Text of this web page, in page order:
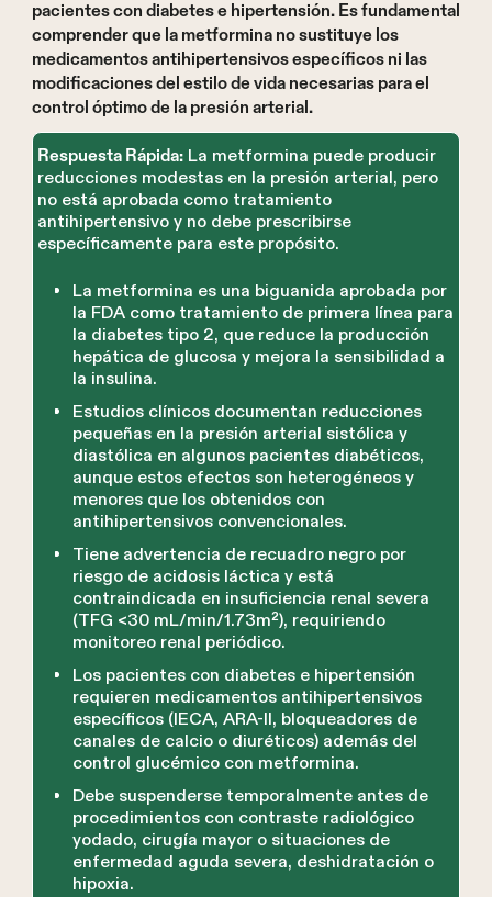
pacientes con diabetes e hipertensión. Es fundamental
comprender que la metformina no sustituye los
medicamentos antihipertensivos específicos ni las
modificaciones del estilo de vida necesarias para el
control óptimo de la presión arterial.
Respuesta Rápida: La metformina puede producir
reducciones modestas en la presión arterial, pero
no está aprobada como tratamiento
antihipertensivo y no debe prescribirse
específicamente para este propósito.
La metformina es una biguanida aprobada por
la FDA como tratamiento de primera línea para
la diabetes tipo 2, que reduce la producción
hepática de glucosa y mejora la sensibilidad a
la insulina.
Estudios clínicos documentan reducciones
pequeñas en la presión arterial sistólica y
diastólica en algunos pacientes diabéticos,
aunque estos efectos son heterogéneos y
menores que los obtenidos con
antihipertensivos convencionales.
Tiene advertencia de recuadro negro por
riesgo de acidosis láctica y está
contraindicada en insuficiencia renal severa
(TFG <30 mL/min/1.73m²), requiriendo
monitoreo renal periódico.
Los pacientes con diabetes e hipertensión
requieren medicamentos antihipertensivos
específicos (IECA, ARA-II, bloqueadores de
canales de calcio o diuréticos) además del
control glucémico con metformina.
Debe suspenderse temporalmente antes de
procedimientos con contraste radiológico
yodado, cirugía mayor o situaciones de
enfermedad aguda severa, deshidratación o
hipoxia.